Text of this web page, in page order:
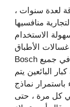
لعدة سنوات ،
التجارية منافسيها
الاستخدام
الأطباق
Bosch العلامة التجارية 4.5 تصنيف عملاء في جميع
البائعين يتم
نماذج
كل مرة ، حتى